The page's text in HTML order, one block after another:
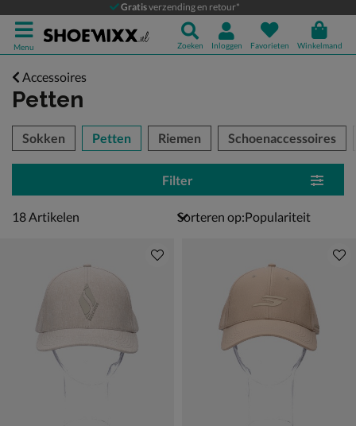
Gratisverzending en retour*
Menu Zoeken Inloggen Favorieten Winkelmand
Accessoires
Petten
over
Sokken Petten Riemen Schoenaccessoires
Filter
18 artikelen
18Artikelen Sorteren op: